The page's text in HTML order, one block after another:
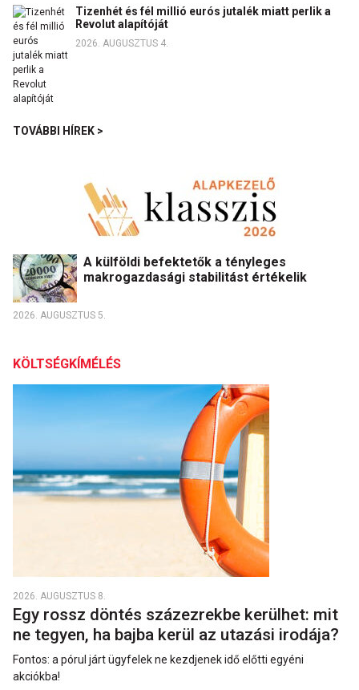
Tizenhét és fél millió eurós jutalék miatt perlik a
Revolut alapítóját
2026. AUGUSZTUS 4.
TOVÁBBI HÍREK >
A külföldi befektetők a tényleges
makrogazdasági stabilitást értékelik
2026. AUGUSZTUS 5.
KÖLTSÉGKÍMÉLÉS
2026. AUGUSZTUS 8.
Egy rossz döntés százezrekbe kerülhet: mit
ne tegyen, ha bajba kerül az utazási irodája?
Fontos: a pórul járt ügyfelek ne kezdjenek idő előtti egyéni
akciókba!